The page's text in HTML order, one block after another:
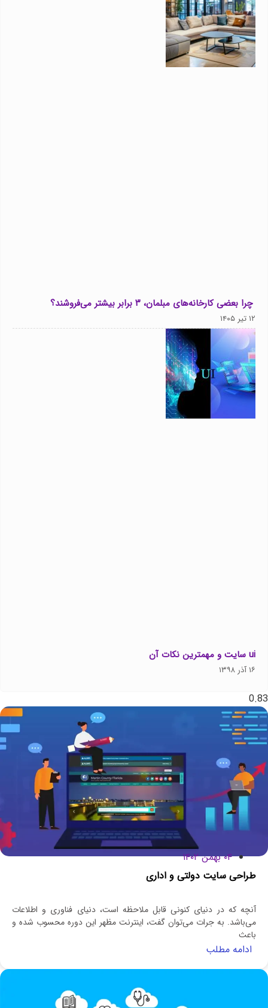
چرا بعضی کارخانه‌های مبلمان، ۳ برابر بیشتر می‌فروشند؟
۱۲ تیر ۱۴۰۵
ui سایت و مهمترین نکات آن
۱۶ آذر ۱۳۹۸
۰۴ بهمن ۱۴۰۲
طراحی سایت دولتی و اداری
آنچه که در دنیای کنونی قابل ملاحظه است، دنیای فناوری و اطلاعات
می‌باشد. به جرات می‌توان گفت، اینترنت مظهر این دوره محسوب شده و
باعث
ادامه مطلب